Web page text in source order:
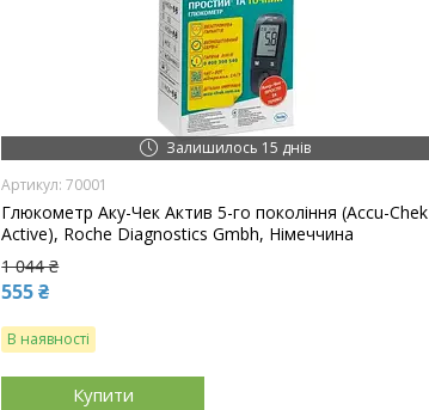
Залишилось 15 днів
70001
Глюкометр Аку-Чек Актив 5-го покоління (Accu-Chek
Active), Roche Diagnostics Gmbh, Німеччина
1 044 ₴
555 ₴
В наявності
Купити